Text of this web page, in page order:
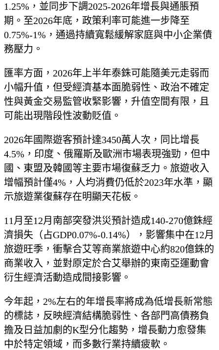
1.25%，並同步下調2025-2026年增長與通脹預
期。至2026年底，政策利率可能進一步降至
0.75%-1%，通過持續寬鬆緩解家庭與中小企業債
務壓力。
匯率方面，2026年上半年泰銖可能隨美元走弱而
小幅升值，但受經濟基本面脆弱性、政治不確定
性與黃金交易監管收緊影響，升值空間有限，且
可能出現階段性波動貶值。
2026年國際遊客預計達3450萬人次，同比增長
4.5%，印度、俄羅斯及歐洲市場表現強勁，但中
國、東盟及韓國等主要市場復蘇乏力。旅遊收入
增幅預計僅4%，人均消費仍低於2023年水準，顯
示旅遊業復蘇存在明顯天花板。
11月至12月南部突發洪災預計造成140-270億銖經
濟損失（占GDP0.07%-0.14%），影響集中在12月
旅遊旺季，衝擊合艾等商業旅遊中心約820億銖的
商業收入，並對原定於合艾舉辦的東南亞運動會
衍生經濟活動造成間接影響。
今年起，2%左右的年增長率將成為低增長新常態
的標誌，反映經濟結構脆弱性、各部門高債務負
擔及日益加劇的K型分化趨勢，增長動力愈發集
中於特定領域，而多數行業持續疲軟。